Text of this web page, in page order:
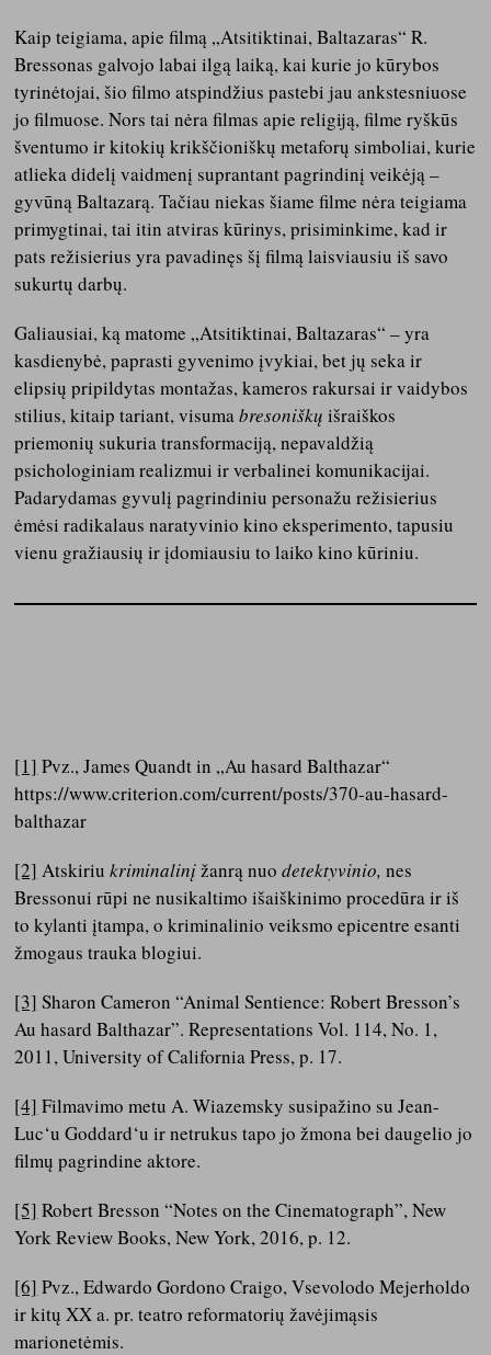
Kaip teigiama, apie filmą „Atsitiktinai, Baltazaras“ R.
Bressonas galvojo labai ilgą laiką, kai kurie jo kūrybos
tyrinėtojai, šio filmo atspindžius pastebi jau ankstesniuose
jo filmuose. Nors tai nėra filmas apie religiją, filme ryškūs
šventumo ir kitokių krikščioniškų metaforų simboliai, kurie
atlieka didelį vaidmenį suprantant pagrindinį veikėją –
gyvūną Baltazarą. Tačiau niekas šiame filme nėra teigiama
primygtinai, tai itin atviras kūrinys, prisiminkime, kad ir
pats režisierius yra pavadinęs šį filmą laisviausiu iš savo
sukurtų darbų.
Galiausiai, ką matome „Atsitiktinai, Baltazaras“ – yra
kasdienybė, paprasti gyvenimo įvykiai, bet jų seka ir
elipsių pripildytas montažas, kameros rakursai ir vaidybos
stilius, kitaip tariant, visumabresoniškų išraiškos
priemonių sukuria transformaciją, nepavaldžią
psichologiniam realizmui ir verbalinei komunikacijai.
Padarydamas gyvulį pagrindiniu personažu režisierius
ėmėsi radikalaus naratyvinio kino eksperimento, tapusiu
vienu gražiausių ir įdomiausiu to laiko kino kūriniu.
[1] Pvz., James Quandt in „Au hasard Balthazar“
https://www.criterion.com/current/posts/370-au-hasard-
balthazar
[2] Atskiriukriminalinįžanrą nuodetektyvinio, nes
Bressonui rūpi ne nusikaltimo išaiškinimo procedūra ir iš
to kylanti įtampa, o kriminalinio veiksmo epicentre esanti
žmogaus trauka blogiui.
[3] Sharon Cameron “Animal Sentience: Robert Bresson’s
Au hasard Balthazar”. Representations Vol. 114, No. 1,
2011, University of California Press, p. 17.
[4] Filmavimo metu A. Wiazemsky susipažino su Jean-
Luc‘u Goddard‘u ir netrukus tapo jo žmona bei daugelio jo
filmų pagrindine aktore.
[5] Robert Bresson “Notes on the Cinematograph”, New
York Review Books, New York, 2016, p. 12.
[6] Pvz., Edwardo Gordono Craigo, Vsevolodo Mejerholdo
ir kitų XX a. pr. teatro reformatorių žavėjimąsis
marionetėmis.